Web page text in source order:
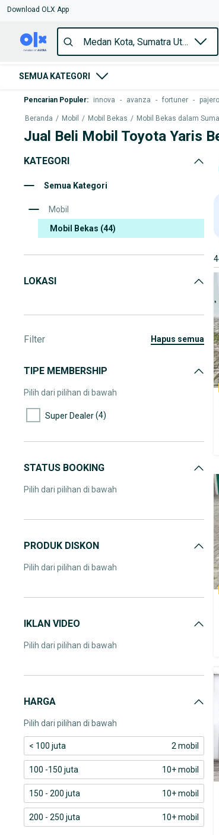
Download OLX App
SEMUA KATEGORI
Pencarian Populer: innova - avanza - fortuner - pajero
Beranda / Mobil / Mobil Bekas / Mobil Bekas dalam
Jual Beli Mobil Toyota Yaris
KATEGORI
Semua Kategori
Mobil
Mobil Bekas (44)
LOKASI
Filter hapus semua
TIPE MEMBERSHIP
Pilih dari pilihan di bawah
Super Dealer(4)
STATUS BOOKING
Pilih dari pilihan di bawah
PRODUK DISKON
Pilih dari pilihan di bawah
IKLAN VIDEO
Pilih dari pilihan di bawah
HARGA
Pilih dari pilihan di bawah
< 100 juta 2 mobil
100 -150 juta 10+ mobil
150 - 200 juta 10+ mobil
200 - 250 juta 10+ mobil